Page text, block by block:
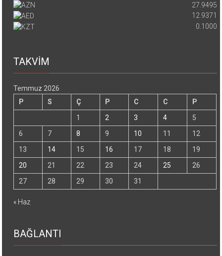
27.9495
12.9371
0.1000
TAKVİM
Temmuz 2026
P
S Ç P C C
P
1
2 3 4
5
6
7 8 9 10 11
12
13
14 15 16 17 18
19
20
21 22 23 24 25
26
27
28 29 30 31
« Haz
BAĞLANTI